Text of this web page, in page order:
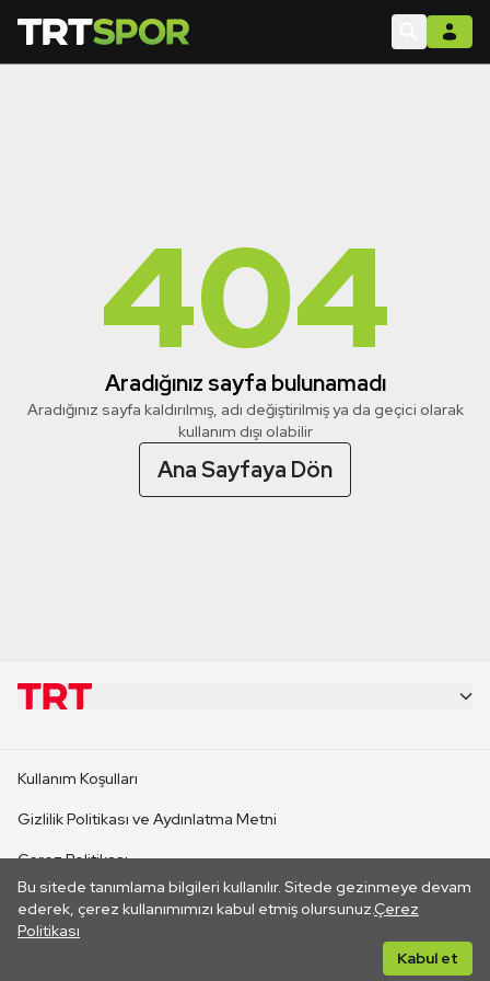
404
Aradığınız sayfa bulunamadı
Aradığınız sayfa kaldırılmış, adı değiştirilmiş ya da geçici olarak
kullanım dışı olabilir
Ana Sayfaya Dön
Bu sitede tanımlama bilgileri kullanılır. Sitede gezinmeye devam
ederek, çerez kullanımımızı kabul etmiş olursunuz.Çerez
Politikası
Kabul et
CANLI YAYINLAR
Kullanım Koşulları
Gizlilik Politikası ve Aydınlatma Metni
Çerez Politikası
İletişim
Her hakkı saklıdır. ©2026 TRT. Bağlantı yoluyla gidilen dış